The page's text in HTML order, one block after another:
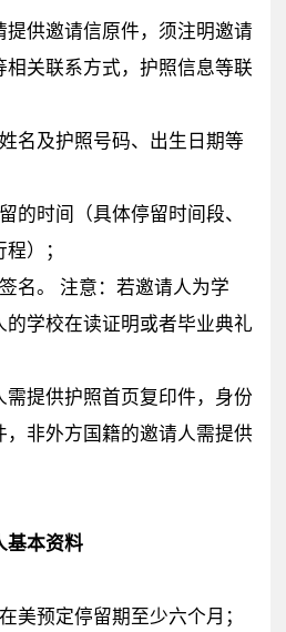
提供邀请信原件，须注明邀请
相关联系方式，护照信息等联
名及护照号码、出生日期等
的时间（具体停留时间段、
）；
名。 注意：若邀请人为学
的学校在读证明或者毕业典礼
提供护照首页复印件，身份
，非外方国籍的邀请人需提供
本资料
美预定停留期至少六个月；